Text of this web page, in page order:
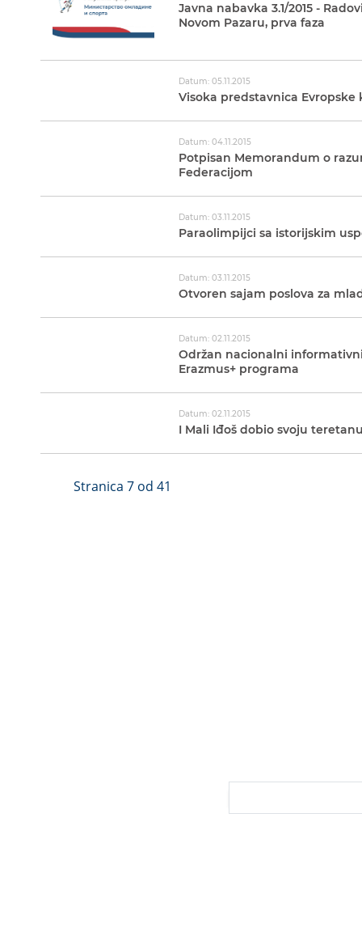
Javna nabavka 3.1/2015 -
Novom Pazaru, prva faza
Datum: 05.11.2015
Visoka predstavnica
Datum: 04.11.2015
Potpisan Memorandum o
Federacijom
Datum: 03.11.2015
Paraolimpijci sa istorijskim
Datum: 03.11.2015
Otvoren sajam poslova za
Datum: 02.11.2015
Održan nacionalni
Erazmus+ programa
Datum: 02.11.2015
I Mali Iđoš dobio svoju
Stranica 7 od 41